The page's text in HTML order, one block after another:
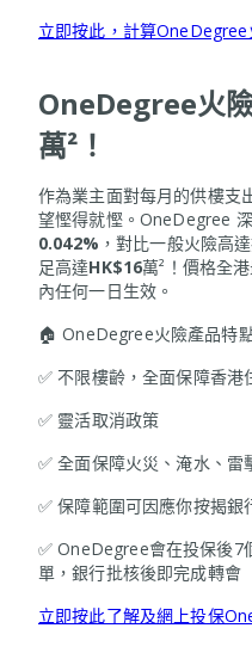
立即按此，計算
OneDegree火
萬²！
作為業主面對每月的供樓支
望慳得就慳。OneDegree
0.042% ，對比一般火險高
足高達HK$16萬²！價格全
內任何一日生效。
🏠 OneDegree火險產品特
✅ 不限樓齡，全面保障香港
✅ 靈活取消政策
✅ 全面保障火災、淹水、雷
✅ 保障範圍可因應你按揭銀
✅ OneDegree會在投保後7
單，銀行批核後即完成轉會
立即按此了解及網上投保